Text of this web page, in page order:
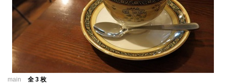
main 全 3 枚